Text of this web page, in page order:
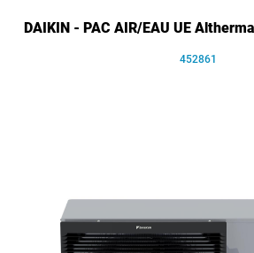
DAIKIN - PAC AIR/EAU UE
452861